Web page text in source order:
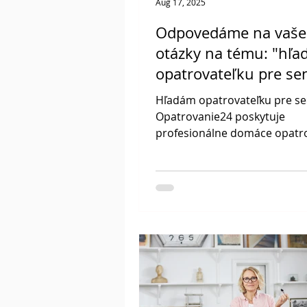
Odpovedáme na vaše
otázky na tému:
opatrovateľku pre
Hľadám opatrovateľku pre
Opatrovanie24 poskytuje
profesionálne domáce
4–8 hodinové služby,
obecných príspevkov. Naši
kvalifikovaní opatrovatelia
hygienou, podávaním liekov,
prípravou jedál a bezpečnou
domácou starostlivosťou pre